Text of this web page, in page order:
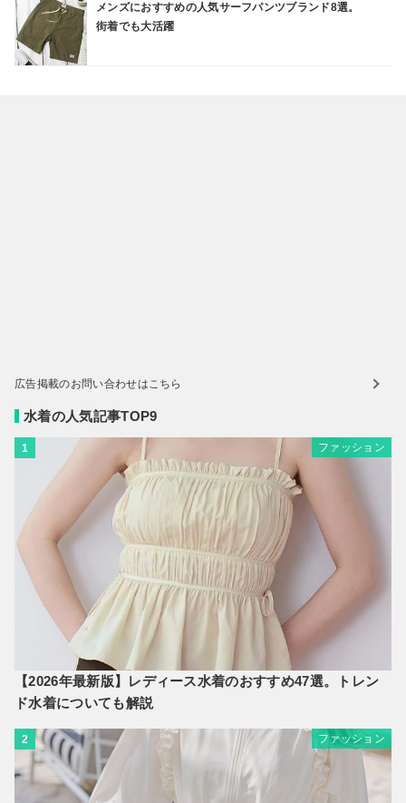
メンズにおすすめの人気サーフパンツブランド8選。
街着でも大活躍
広告掲載のお問い合わせはこちら
水着の人気記事TOP9
1 ファッション
【2026年最新版】レディース水着のおすすめ47選。トレン
ド水着についても解説
2 ファッション